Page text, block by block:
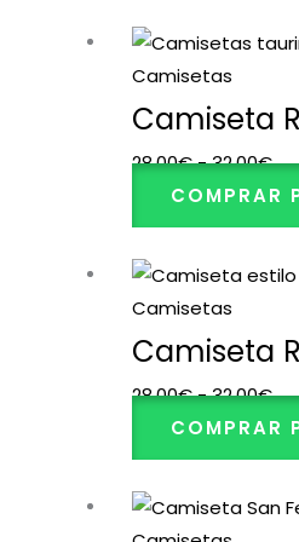
Camisetas
Camiseta
28,00€-32,00€
COMPRAR
Camisetas
Camiseta
28,00€-32,00€
COMPRAR